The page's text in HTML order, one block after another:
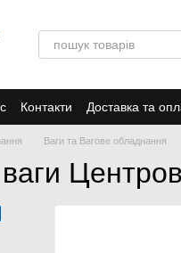
Контакти Доставка та
Ваги та Вагове обладнання